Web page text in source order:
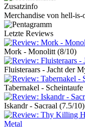
Zusatzinfo
Merchandise von hell-
Letzte Reviews
Mork - Monolitt (8/10)
Fluisteraars - Jacht der
Tabernakel - Scheintaufe
Iskandr - Sacraal (7.5/10)